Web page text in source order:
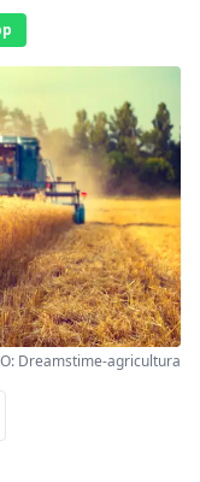
Dreamstime-agricultura